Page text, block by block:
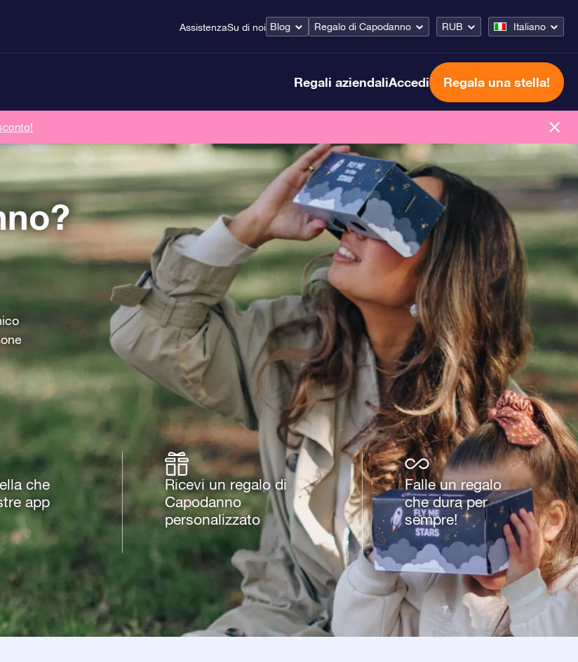
AssistenzaSu di noi Blog Regalo di Capodanno RUB Italiano
Regali aziendaliAccedi Regala una stella!
che
app
Ricevi un regalo di
Capodanno
personalizzato
Falle un regalo
che dura per
sempre!